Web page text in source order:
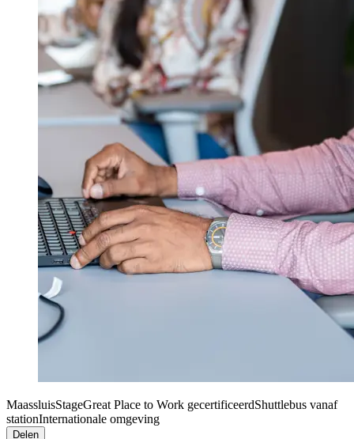
MaassluisStageGreat Place to Work gecertificeerdShuttlebus vanaf
stationInternationale omgeving
Delen